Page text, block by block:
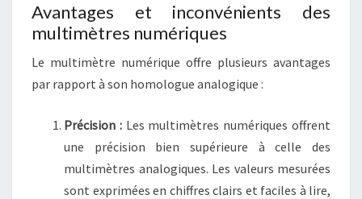
Avantages et inconvénients des
multimètres numériques
Le multimètre numérique offre plusieurs avantages
par rapport à son homologue analogique :
Précision :Les multimètres numériques offrent
une précision bien supérieure à celle des
multimètres analogiques. Les valeurs mesurées
sont exprimées en chiffres clairs et faciles à lire,